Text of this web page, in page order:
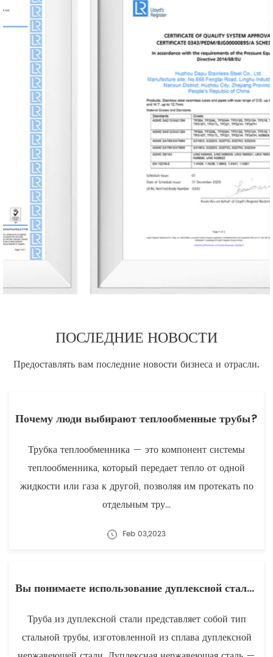
ПОСЛЕДНИЕ НОВОСТИ
Предоставлять вам последние новости бизнеса и отрасли.
Почему люди выбирают теплообменные трубы?
Трубка теплообменника — это компонент системы
теплообменника, который передает тепло от одной
жидкости или газа к другой, позволяя им протекать по
отдельным тру...
Feb 03,2023
Вы понимаете использование дуплексной стальной трубы?
Труба из дуплексной стали представляет собой тип
стальной трубы, изготовленной из сплава дуплексной